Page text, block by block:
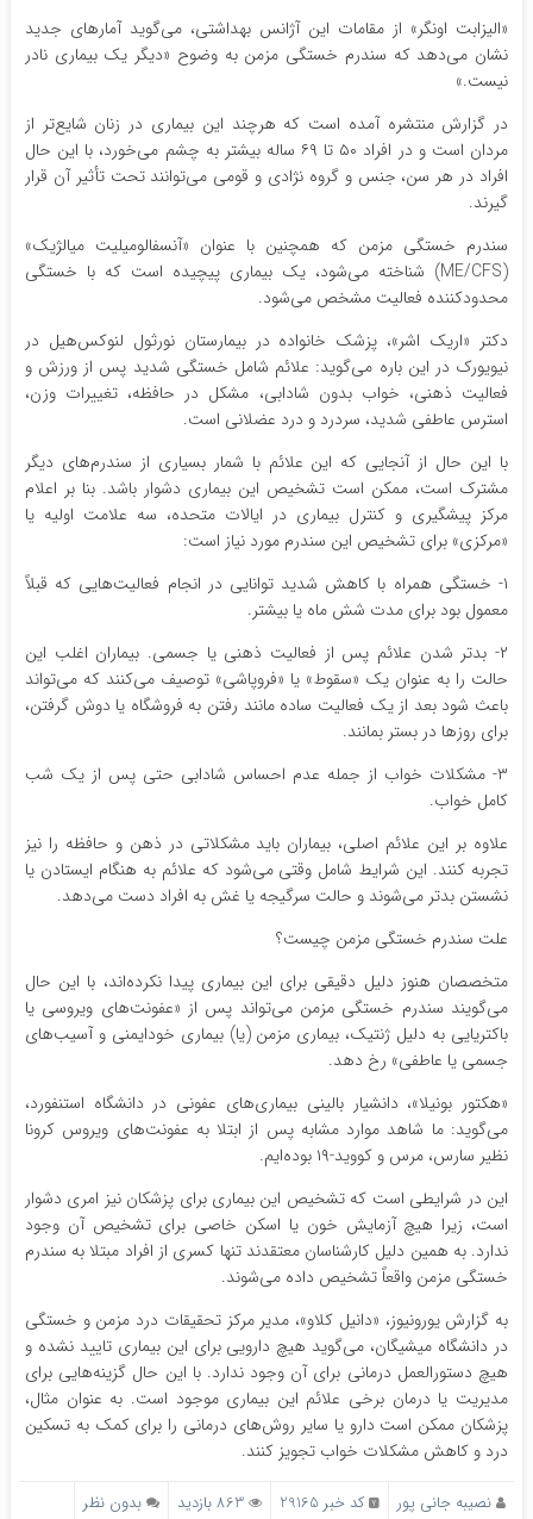
«الیزابت اونگر» از مقامات این آژانس بهداشتی، می‌گوید آمارهای جدید
نشان می‌دهد که سندرم خستگی مزمن به وضوح «دیگر یک بیماری نادر
نیست.»
در گزارش منتشره آمده است که هرچند این بیماری در زنان شایع‌تر از
مردان است و در افراد ۵۰ تا ۶۹ ساله بیشتر به چشم می‌خورد، با این حال
افراد در هر سن، جنس و گروه‌ نژادی و قومی می‌توانند تحت تأثیر آن قرار
گیرند.
سندرم خستگی مزمن که همچنین با عنوان «آنسفالومیلیت میالژیک»
(ME/CFS) شناخته می‌شود، یک بیماری پیچیده است که با خستگی
محدودکننده فعالیت مشخص می‌شود.
دکتر «اریک اشر»، پزشک خانواده در بیمارستان نورثول لنوکس‌هیل در
نیویورک در این باره می‌گوید: علائم شامل خستگی شدید پس از ورزش و
فعالیت ذهنی، خواب بدون شادابی، مشکل در حافظه، تغییرات وزن،
استرس عاطفی شدید، سردرد و درد عضلانی است.
با این حال از آنجایی که این علائم با شمار بسیاری از سندرم‌های دیگر
مشترک است، ممکن است تشخیص این بیماری دشوار باشد. بنا بر اعلام
مرکز پیشگیری و کنترل بیماری‌ در ایالات متحده، سه علامت اولیه یا
«مرکزی» برای تشخیص این سندرم مورد نیاز است:
۱- خستگی همراه با کاهش شدید توانایی در انجام فعالیت‌هایی که قبلاً
معمول بود برای مدت شش ماه یا بیشتر.
۲- بدتر شدن علائم پس از فعالیت ذهنی یا جسمی. بیماران اغلب این
حالت را به عنوان یک «سقوط» یا «فروپاشی» توصیف می‌کنند که می‌تواند
باعث شود بعد از یک فعالیت ساده مانند رفتن به فروشگاه یا دوش گرفتن،
برای روزها در بستر بمانند.
۳- مشکلات خواب از جمله عدم احساس شادابی حتی پس از یک شب
کامل خواب.
علاوه بر این علائم اصلی، بیماران باید مشکلاتی در ذهن و حافظه را نیز
تجربه کنند. این شرایط شامل وقتی می‌شود که علائم به هنگام ایستادن یا
نشستن بدتر می‌شوند و حالت سرگیجه یا غش به افراد دست می‌دهد.
علت سندرم خستگی مزمن چیست؟
متخصصان هنوز دلیل دقیقی برای این بیماری پیدا نکرده‌اند، با این حال
می‌گویند سندرم خستگی مزمن می‌تواند پس از «عفونت‌های ویروسی یا
باکتریایی به دلیل ژنتیک، بیماری مزمن (یا) بیماری خودایمنی و آسیب‌های
جسمی یا عاطفی» رخ دهد.
«هکتور بونیلا»، دانشیار بالینی بیماری‌های عفونی در دانشگاه استنفورد،
می‌گوید: ما شاهد موارد مشابه پس از ابتلا به عفونت‌های ویروس کرونا
نظیر سارس، مرس و کووید-۱۹ بوده‌ایم.
این در شرایطی است که تشخیص این بیماری برای پزشکان نیز امری دشوار
است، زیرا هیچ آزمایش خون یا اسکن خاصی برای تشخیص آن وجود
ندارد. به همین دلیل کارشناسان معتقدند تنها کسری از افراد مبتلا به سندرم
خستگی مزمن واقعاً تشخیص داده می‌شوند.
به گزارش یورونیوز، «دانیل کلاو»، مدیر مرکز تحقیقات درد مزمن و خستگی
در دانشگاه میشیگان، می‌گوید هیچ دارویی برای این بیماری تایید نشده و
هیچ دستورالعمل درمانی برای آن وجود ندارد. با این حال گزینه‌هایی برای
مدیریت یا درمان برخی علائم این بیماری موجود است. به عنوان مثال،
پزشکان ممکن است دارو یا سایر روش‌های درمانی را برای کمک به تسکین
درد و کاهش مشکلات خواب تجویز کنند.
نصیبه جانی پور کد خبر 29165 863 بازدید
بدون نظر